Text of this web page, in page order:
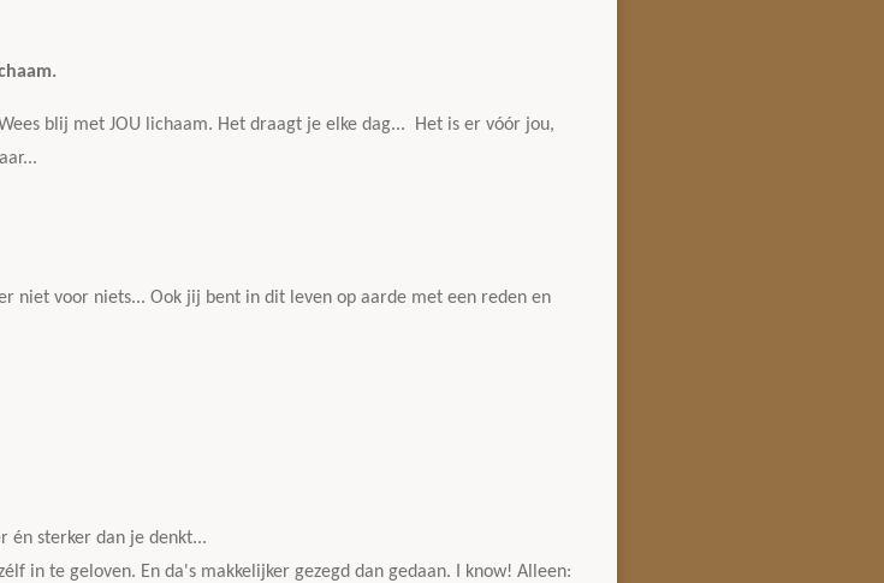
blij met JOU lichaam. Het draagt je elke dag... Het is er vóór jou,
niet voor niets... Ook jij bent in dit leven op aarde met een reden en
én sterker dan je denkt...
in te geloven. En da's makkelijker gezegd dan gedaan. I know! Alleen: